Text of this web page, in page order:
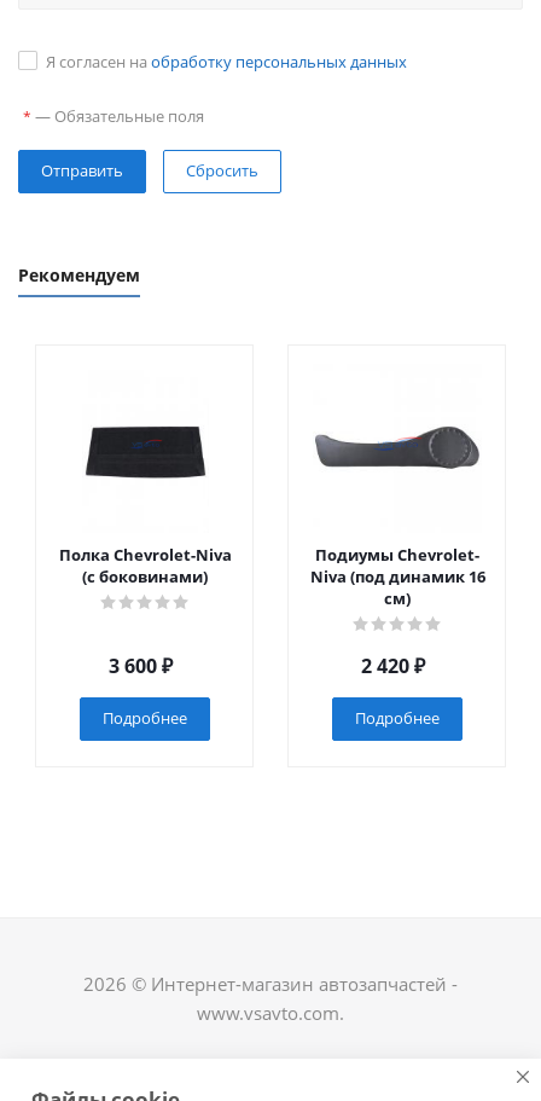
Я согласен на обработку персональных данных
* — Обязательные поля
Сбросить
Рекомендуем
Полка Chevrolet-Niva
(с боковинами)
3 600₽
Подробнее
Подиумы Chevrolet-
Niva (под динамик 16
см)
2 420₽
Подробнее
2026 © Интернет-магазин автозапчастей -
www.vsavto.com.